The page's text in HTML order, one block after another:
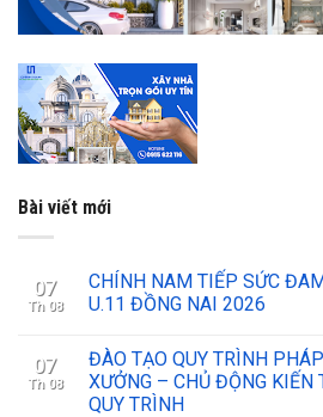
Bài viết mới
07
Th 08
CHÍNH NAM TIẾP SỨC
U.11 ĐỒNG NAI 2026
07
Th 08
ĐÀO TẠO QUY TRÌNH
XƯỞNG – CHỦ ĐỘNG KIẾN
QUY TRÌNH